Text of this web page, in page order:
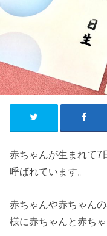
赤ちゃんが生まれて7
呼ばれています。
赤ちゃんや赤ちゃん
様に赤ちゃんと赤ち